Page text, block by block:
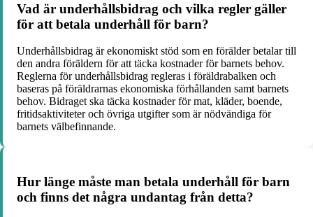
Vad är underhållsbidrag och vilka regler gäller
för att betala underhåll för barn?
Underhållsbidrag är ekonomiskt stöd som en förälder betalar till
den andra föräldern för att täcka kostnader för barnets behov.
Reglerna för underhållsbidrag regleras i föräldrabalken och
baseras på föräldrarnas ekonomiska förhållanden samt barnets
behov. Bidraget ska täcka kostnader för mat, kläder, boende,
fritidsaktiviteter och övriga utgifter som är nödvändiga för
barnets välbefinnande.
Hur länge måste man betala underhåll för barn
och finns det några undantag från detta?